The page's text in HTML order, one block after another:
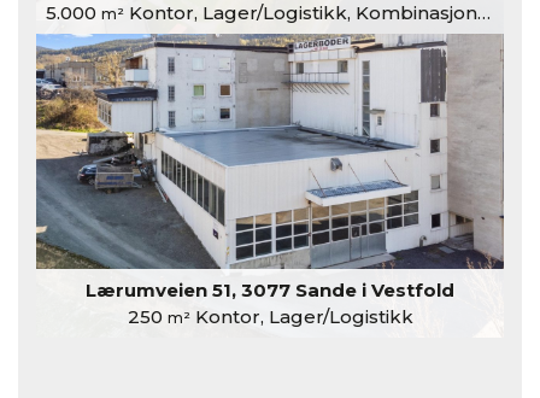
5.000 m²Kontor, Lager/Logistikk, Kombinasjonslokaler
Lærumveien 51, 3077 Sande i Vestfold
250 m²Kontor, Lager/Logistikk